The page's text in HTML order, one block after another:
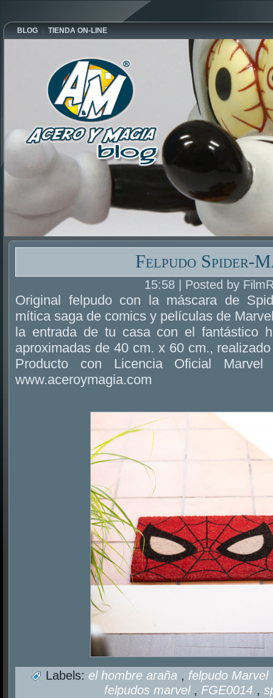
BLOG TIENDA ON-LINE
Felpudo Spider-
15:58 | Posted by
Original felpudo con la máscara de
mítica saga de comics y películas de
la entrada de tu casa con el fantástico
aproximadas de 40 cm. x 60 cm.,
Producto con Licencia Oficial Marvel
www.aceroymagia.com
Labels:el hombre araña , felpudo Marvel
felpudos marvel , FGE0014 ,